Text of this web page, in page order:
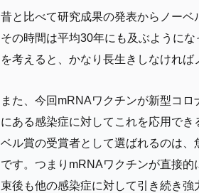
昔と比べて研究成果の発表からノー
その時間は平均30年にも及ぶように
を考えると、かなり長生きしなければ
また、今回mRNAワクチンが新型コ
にある感染症に対してこれを応用で
ベル賞の受賞者として選ばれるのは
です。つまりmRNAワクチンが直接
束後も他の感染症に対して引き続き